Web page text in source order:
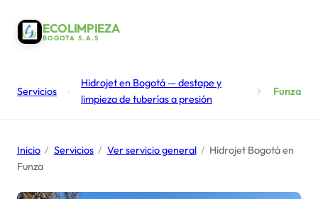
ECOLIMPIEZA
BOGOTA S.A.S
Servicios
Hidrojet en Bogotá — destape y
limpieza de tuberías a presión
Funza
Inicio / Servicios / Ver servicio general / Hidrojet Bogotá en
Funza